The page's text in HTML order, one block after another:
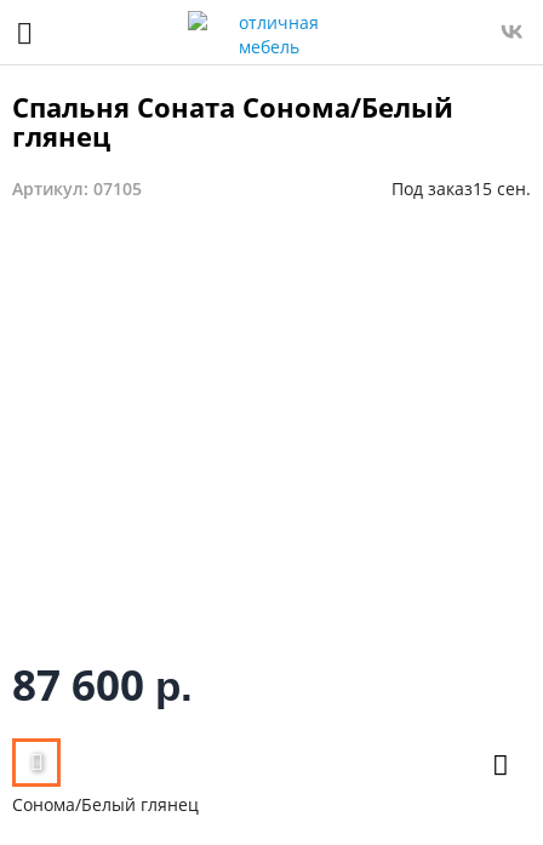
Спальня Соната Сонома/Белый
глянец
Артикул: 07105 Под заказ15 сен.
87 600 р.
Сонома/Белый глянец